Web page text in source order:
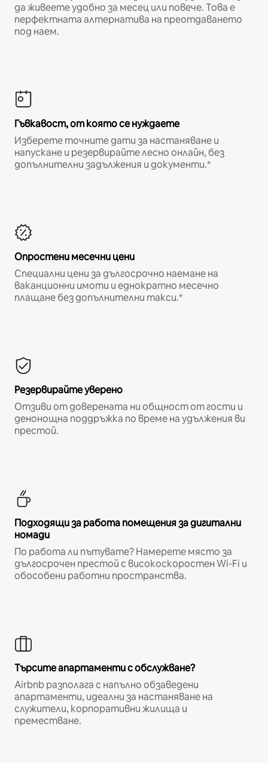
да живеете удобно за месец или повече. Това е
перфектната алтернатива на преотдаването
под наем.
Гъвкавост, от която се нуждаете
Изберете точните дати за настаняване и
напускане и резервирайте лесно онлайн, без
допълнителни задължения и документи.*
Опростени месечни цени
Специални цени за дългосрочно наемане на
ваканционни имоти и еднократно месечно
плащане без допълнителни такси.*
Резервирайте уверено
Отзиви от доверената ни общност от гости и
денонощна поддръжка по време на удължения ви
престой.
Подходящи за работа помещения за дигитални
номади
По работа ли пътувате? Намерете място за
дългосрочен престой с високоскоростен Wi-Fi и
обособени работни пространства.
Търсите апартаменти с обслужване?
Airbnb разполага с напълно обзаведени
апартаменти, идеални за настаняване на
служители, корпоративни жилища и
преместване.